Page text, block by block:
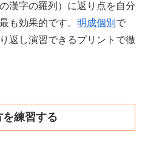
漢字の羅列）に返り点を自分
も効果的です。 明成個別 で
返し演習できるプリントで徹
練習する